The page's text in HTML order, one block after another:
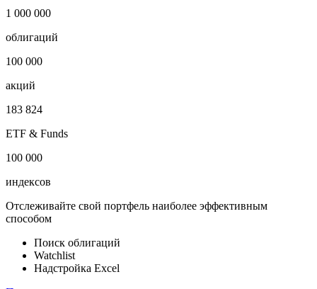
Откройте глобальную базу данных
1 000 000
облигаций
100 000
акций
183 824
ETF & Funds
100 000
Отслеживайте свой портфель наиболее эффективным
способом